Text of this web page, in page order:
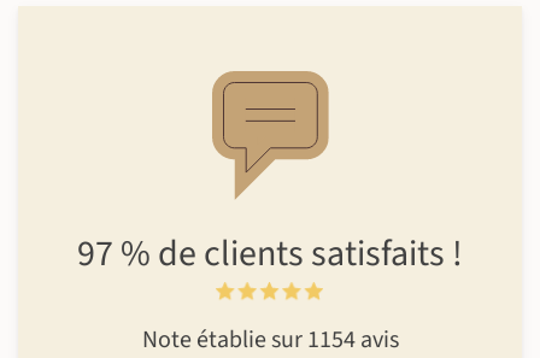
97 %de clientssatisfaits !
Note établie sur 1154 avis